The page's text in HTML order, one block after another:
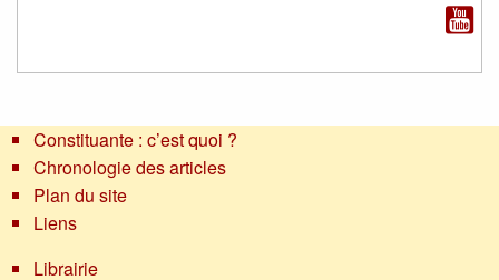
Constituante : c’est quoi ?
Chronologie des articles
Plan du site
Liens
Librairie